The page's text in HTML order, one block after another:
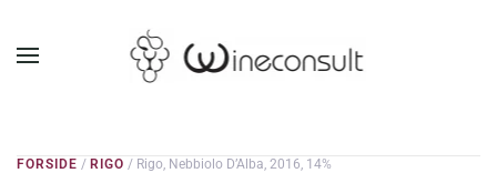
GÅ TIL HOVEDINDHOLD
FORSIDE / RIGO / Rigo, Nebbiolo D’Alba, 2016, 14%